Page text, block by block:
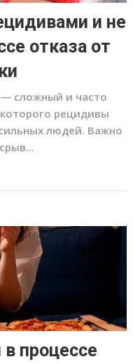
и не
отказа от
сложный и часто
рецидивы
людей. Важно
процессе